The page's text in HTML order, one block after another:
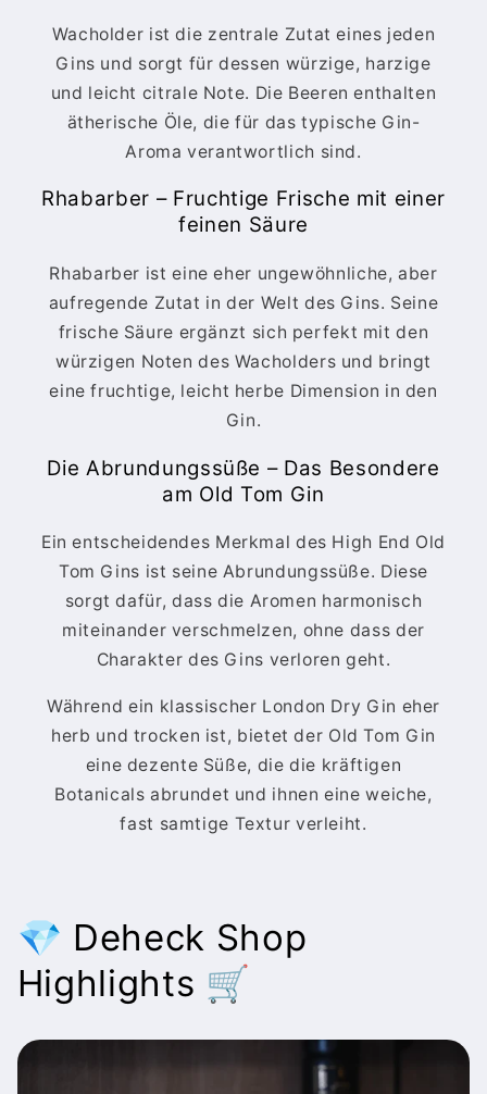
Wacholder ist die zentrale Zutat eines jeden
Gins und sorgt für dessen würzige, harzige
und leicht citrale Note. Die Beeren enthalten
ätherische Öle, die für das typische Gin-
Aroma verantwortlich sind.
Rhabarber – Fruchtige Frische mit einer
feinen Säure
Rhabarber ist eine eher ungewöhnliche, aber
aufregende Zutat in der Welt des Gins. Seine
frische Säure ergänzt sich perfekt mit den
würzigen Noten des Wacholders und bringt
eine fruchtige, leicht herbe Dimension in den
Gin.
Die Abrundungssüße – Das Besondere
am Old Tom Gin
Ein entscheidendes Merkmal des High End Old
Tom Gins ist seine Abrundungssüße. Diese
sorgt dafür, dass die Aromen harmonisch
miteinander verschmelzen, ohne dass der
Charakter des Gins verloren geht.
Während ein klassischer London Dry Gin eher
herb und trocken ist, bietet der Old Tom Gin
eine dezente Süße, die die kräftigen
Botanicals abrundet und ihnen eine weiche,
fast samtige Textur verleiht.
💎 Deheck Shop
Highlights 🛒